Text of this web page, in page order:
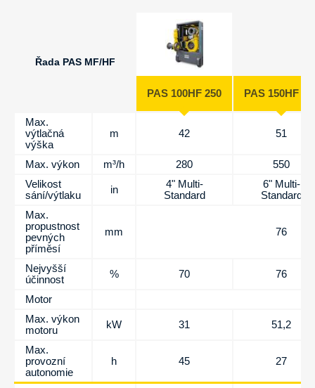
Řada PAS MF/HF
PAS 100HF 250 PAS 150HF
Max.
výtlačná
výška
m 42 51
Max. výkon m³/h 280
550
Velikost
sání/výtlaku
in
4" Multi-
Standard
6" Multi-
Standard
Max.
propustnost
pevných
příměsí
mm 76
Nejvyšší
účinnost
% 70 76
Motor
Max. výkon
motoru
kW 31 51,2
Max.
provozní
autonomie
h 45 27